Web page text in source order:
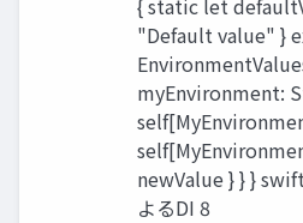
{ static let
"Default value" }
myEnvironment:
newValue } } }
よるDI 8